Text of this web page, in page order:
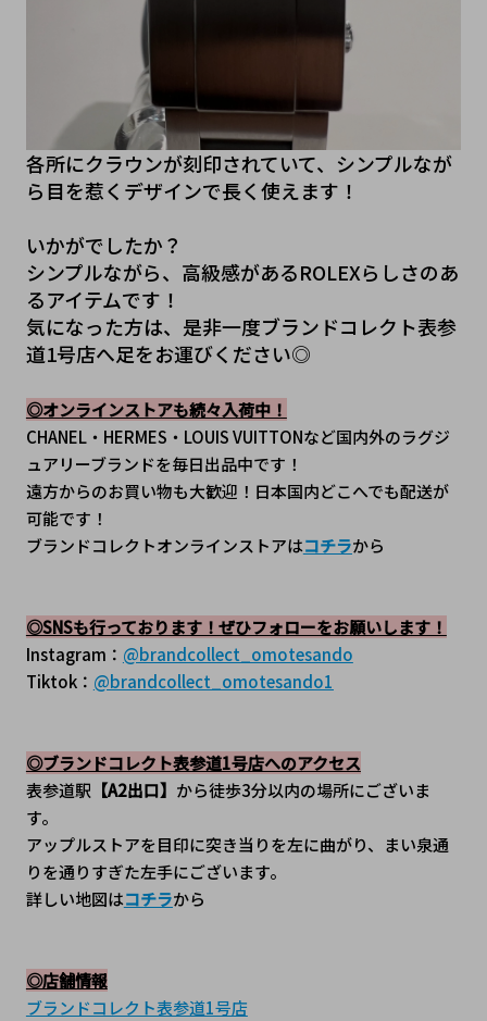
各所にクラウンが刻印されていて、シンプルなが
ら目を惹くデザインで長く使えます！
いかがでしたか？
シンプルながら、高級感があるROLEXらしさのあ
るアイテムです！
気になった方は、是非一度ブランドコレクト表参
道1号店へ足をお運びください◎
◎オンラインストアも続々入荷中！
CHANEL・HERMES・LOUIS VUITTONなど国内外のラグジ
ュアリーブランドを毎日出品中です！
遠方からのお買い物も大歓迎！日本国内どこへでも配送が
可能です！
ブランドコレクトオンラインストアはコチラから
◎SNSも行っております！ぜひフォローをお願いします！
Instagram： @brandcollect_omotesando
Tiktok： @brandcollect_omotesando1
◎ブランドコレクト表参道1号店へのアクセス
表参道駅 【A2出口】 から徒歩3分以内の場所にございま
す。
アップルストアを目印に突き当りを左に曲がり、まい泉通
りを通りすぎた左手にございます。
詳しい地図はコチラから
◎店舗情報
ブランドコレクト表参道1号店